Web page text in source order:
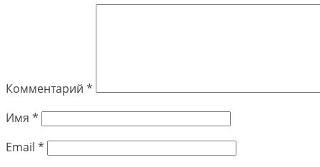
Комментарий *
Имя *
Email *